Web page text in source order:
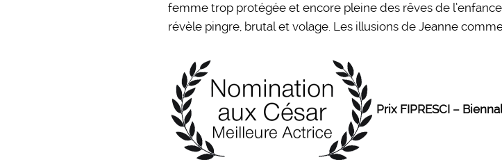
femme trop protégée et encore pleine des rêves de
révèle pingre, brutal et volage. Les illusions de Jeanne
Prix FIPRESCI –